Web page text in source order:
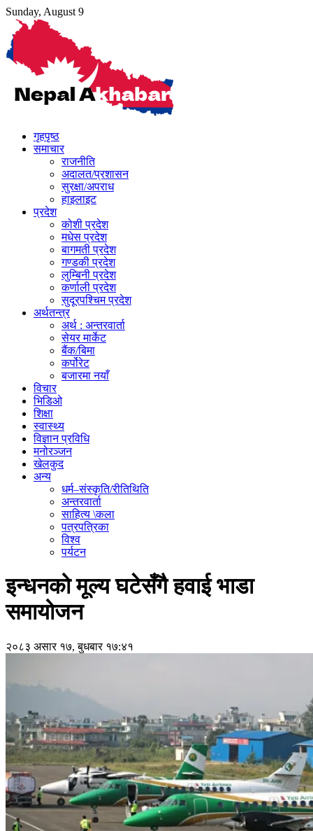
Skip
content
Sunday, August 9
गृहपृष्ठ
समाचार
राजनीति
अदालत/प्रशासन
सुरक्षा/अपराध
हाइलाइट
प्रदेश
कोशी प्रदेश
मधेस प्रदेश
बागमती प्रदेश
गण्डकी प्रदेश
लुम्बिनी प्रदेश
कर्णाली प्रदेश
सुदूरपश्चिम प्रदेश
अर्थतन्त्र
अर्थ : अन्तरवार्ता
सेयर मार्केट
बैंक/बिमा
कर्पोरेट
बजारमा नयाँ
विचार
भिडिओ
शिक्षा
स्वास्थ्य
विज्ञान प्रविधि
मनोरञ्जन
खेलकुद
अन्य
धर्म–संस्कृति/रीतिथिति
अन्तरवार्ता
साहित्य \कला
पत्रपत्रिका
विश्व
पर्यटन
इन्धनको मूल्य घटेसँगै हवाई भाडा
समायोजन
२०८३ असार १७, बुधबार १७:४१